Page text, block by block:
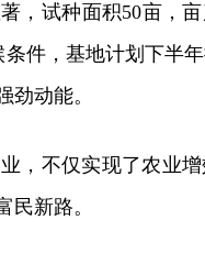
，试种面积50亩，
件，基地计划下半
动能。
，不仅实现了农业
民新路。